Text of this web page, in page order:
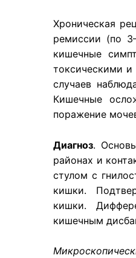
Хроническая
ремиссии (по
кишечные
токсическими
случаев
Кишечные
поражение
Диагноз.
районах и
стулом с
кишки.
кишки.
кишечным